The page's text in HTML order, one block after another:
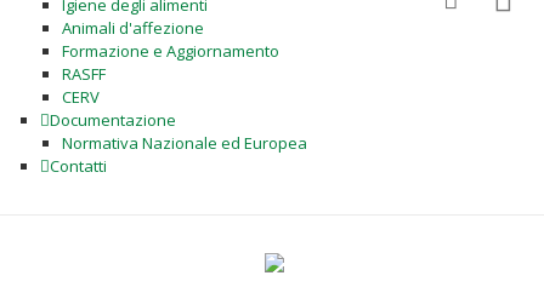
Igiene degli alimenti
Animali d'affezione
Formazione e Aggiornamento
RASFF
CERV
Documentazione
Normativa Nazionale ed Europea
Contatti